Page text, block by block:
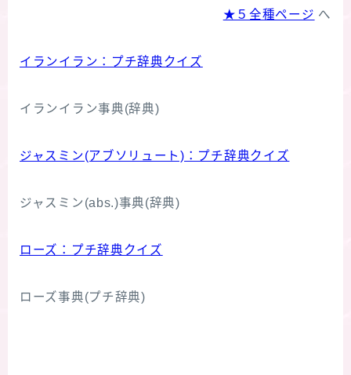
★５全種ページ へ
イランイラン：プチ辞典クイズ
イランイラン事典(辞典)
ジャスミン(アブソリュート)：プチ辞典クイズ
ジャスミン(abs.)事典(辞典)
ローズ：プチ辞典クイズ
ローズ事典(プチ辞典)